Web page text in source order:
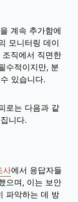
계속 추가함에
모니터링 데이
직에서 직면한
수적이지만, 분
있습니다.
로는 다음과 같
니다.
사에서 응답자들
으며, 이는 보안
파악하는 데 방